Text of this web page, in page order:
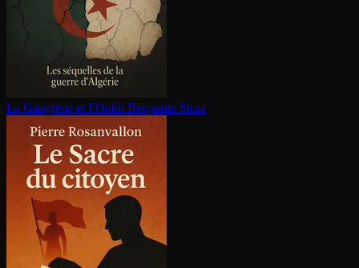
La Gangrène et l’Oubli Benjamin Stora